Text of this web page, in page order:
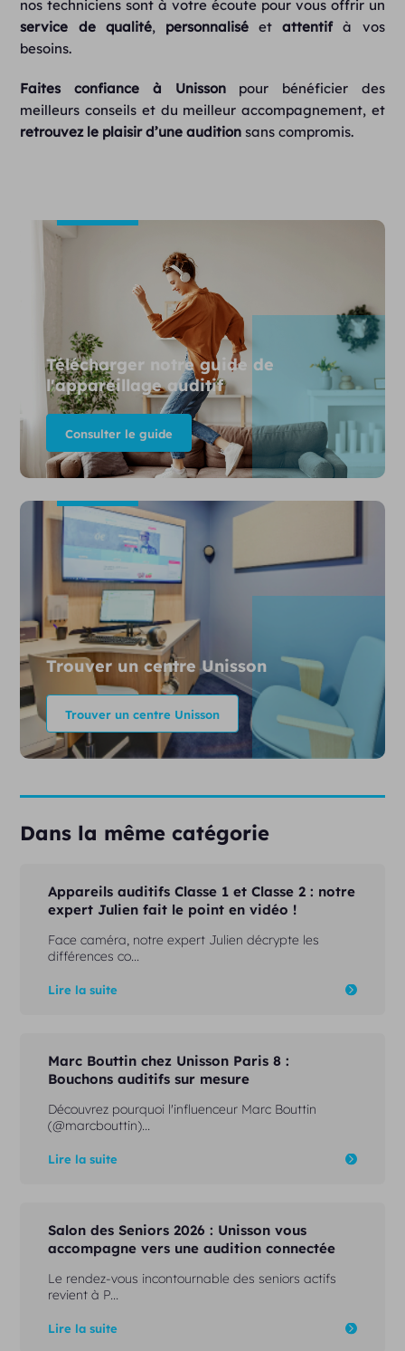
nos techniciens sont à votre écoute pour vous offrir un
service de qualité, personnaliséetattentifà vos
besoins.
Faites confiance à Unissonpour bénéficier des
meilleurs conseils et du meilleur accompagnement, et
retrouvez le plaisir d’une audition sans compromis.
Télécharger notre guide de
l'appareillage auditif
Consulter le guide
Trouver un centre Unisson
Trouver un centre Unisson
Dans la même catégorie
Appareils auditifs Classe 1 et Classe 2 : notre
expert Julien fait le point en vidéo !
Face caméra, notre expert Julien décrypte les
différences co...
Lire la suite
Marc Bouttin chez Unisson Paris 8 :
Bouchons auditifs sur mesure
Découvrez pourquoi l'influenceur Marc Bouttin
(@marcbouttin)...
Lire la suite
Salon des Seniors 2026 : Unisson vous
accompagne vers une audition connectée
Le rendez-vous incontournable des seniors actifs
revient à P...
Lire la suite